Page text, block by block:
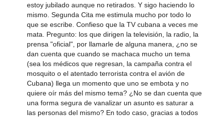
estoy jubilado aunque no retirados. Y sigo haciendo lo
mismo. Segunda Cita me estimula mucho por todo lo
que se escribe. Confieso que la TV cubana a veces me
mata. Pregunto: los que dirigen la televisión, la radio, la
prensa "oficial", por llamarle de alguna manera, ¿no se
dan cuenta que cuando se machaca mucho un tema
(sea los médicos que regresan, la campaña contra el
mosquito o el atentado terrorista contra el avión de
Cubana) llega un momento que uno se embota y no
quiere oír más del mismo tema? ¿No se dan cuenta que
una forma segura de vanalizar un asunto es saturar a
las personas del mismo? En todo caso, gracias a todos